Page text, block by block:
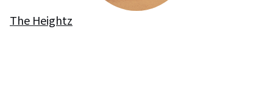
The Heightz